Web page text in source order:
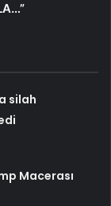
silah
Macerası